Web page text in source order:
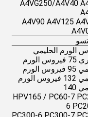
A4VG250/A4V40
A4V90 A4V125
الورم الحليمي
البشري 75 فيروس الورم
الحليمي 95 فيروس الورم
الحليمي 132 فيروس الورم
140
HPV165 / PC60-7
6